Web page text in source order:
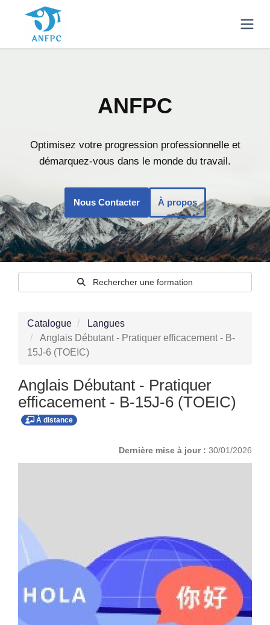
ANFPC
Optimisez votre progression professionnelle et
démarquez-vous dans le monde du travail.
Nous Contacter À propos
Rechercher une formation
Catalogue
Langues
Anglais Débutant - Pratiquer efficacement - B-
15J-6 (TOEIC)
Anglais Débutant - Pratiquer
efficacement - B-15J-6 (TOEIC)
À distance
Dernière mise à jour : 30/01/2026